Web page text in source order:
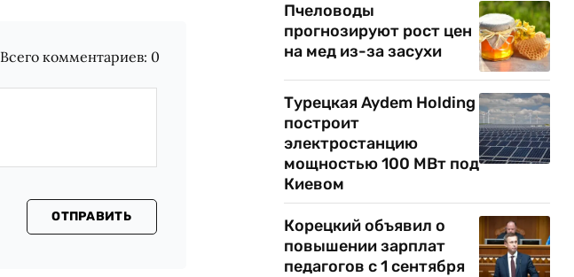
Всего комментариев: 0
ОТПРАВИТЬ
Пчеловоды
прогнозируют рост цен
на мед из-за засухи
Турецкая Aydem Holding
построит
электростанцию
мощностью 100 МВт под
Киевом
Корецкий объявил о
повышении зарплат
педагогов с 1 сентября